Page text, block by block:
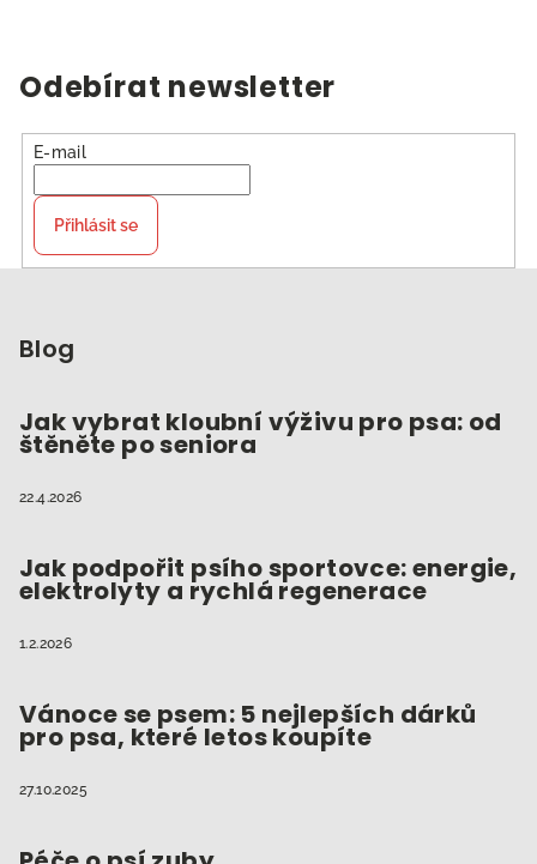
á
d
a
v
i
Odebírat newsletter
E-mail
Přihlásit se
Blog
Jak vybrat kloubní výživu pro psa: od
štěněte po seniora
22.4.2026
Jak podpořit psího sportovce: energie,
elektrolyty a rychlá regenerace
1.2.2026
Vánoce se psem: 5 nejlepších dárků
pro psa, které letos koupíte
27.10.2025